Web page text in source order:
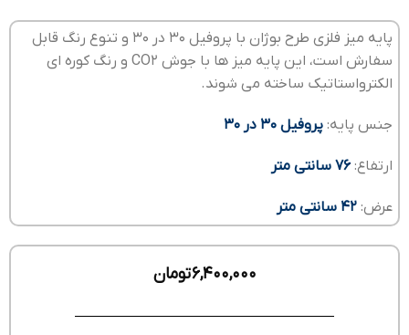
پایه میز فلزی طرح بوژان با پروفیل 30 در 30 و تنوع رنگ قابل
سفارش است، این پایه میز ها با جوش CO2 و رنگ کوره ای
الکترواستاتیک ساخته می شوند.
جنس پایه: پروفیل 30 در 30
ارتفاع: 76 سانتی متر
عرض: 42 سانتی متر
6,400,000تومان